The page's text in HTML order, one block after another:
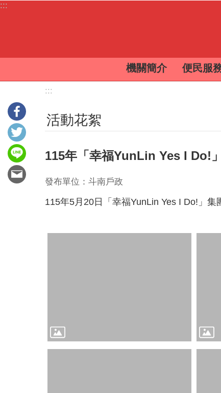
跳到主要內容區塊
:::
機關簡介 便民服
:::
活動花絮
115年「幸福YunLin Yes I Do!
發布單位：斗南戶政
115年5月20日「幸福YunLin Yes I Do!」集